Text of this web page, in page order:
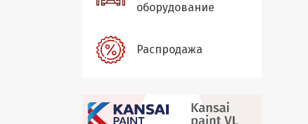
оборудование
Распродажа